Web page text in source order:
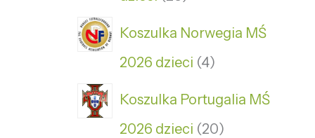
Koszulka Norwegia MŚ
2026 dzieci 4
Koszulka Portugalia MŚ
2026 dzieci 20